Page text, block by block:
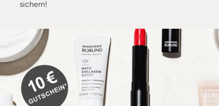
sichern!